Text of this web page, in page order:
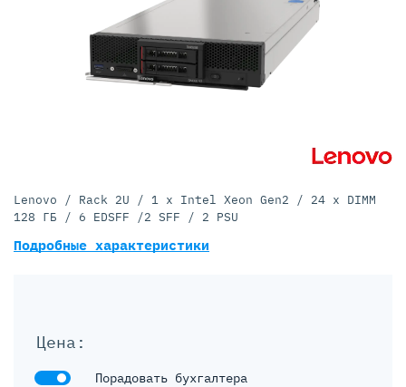
Цена:
Порадовать бухгалтера
Lenovo / Rack 2U / 1 x Intel Xeon Gen2 / 24 x DIMM
128 ГБ / 6 EDSFF /2 SFF / 2 PSU
Подробные характеристики